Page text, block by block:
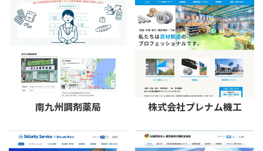
南九州調剤薬局 株式会社プレナム機工